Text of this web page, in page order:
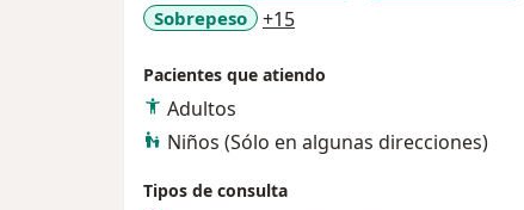
Sobrepeso
+15a11y_sr_more_diseases
Pacientes que atiendo
Adultos
Niños (Sólo en algunas direcciones)
Tipos de consulta